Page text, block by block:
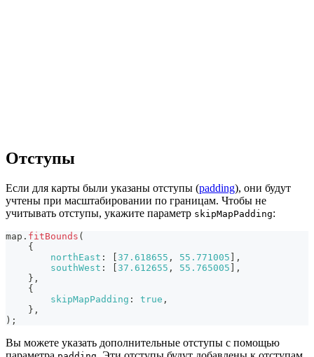
Отступы
Если для карты были указаны отступы (padding), они будут
учтены при масштабировании по границам. Чтобы не
учитывать отступы, укажите параметр skipMapPadding:
map . fitBounds (
{
northEast : [ 37.618655 , 55.771005 ] ,
southWest : [ 37.612655 , 55.765005 ] ,
} ,
{
skipMapPadding : true ,
} ,
) ;
Вы можете указать дополнительные отступы с помощью